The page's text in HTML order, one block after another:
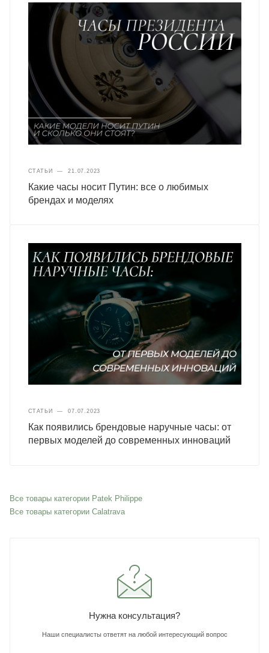
СТАТЬИ — 21.07.2023
Какие часы носит Путин: все о любимых
брендах и моделях
СТАТЬИ — 07.07.2023
Как появились брендовые наручные часы: от
первых моделей до современных инноваций
Все товары категории Patek Philippe
Все товары категории Calatrava
Нужна консультация?
Наши специалисты ответят на любой интересующий вопрос